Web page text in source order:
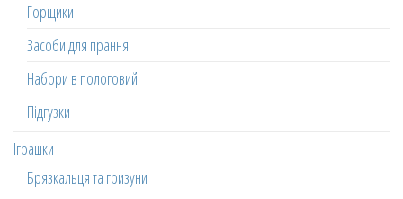
Горщики
Засоби для прання
Набори в пологовий
Підгузки
Іграшки
Брязкальця та гризуни